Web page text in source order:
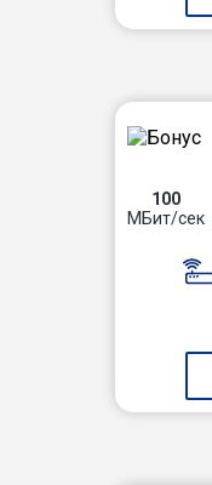
100
МБит/сек